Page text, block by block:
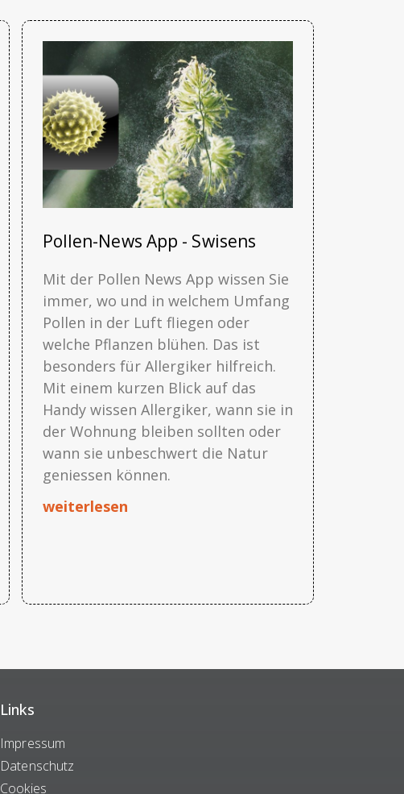
Pollen-News App - Swisens
Mit der Pollen News App wissen Sie
immer, wo und in welchem Umfang
Pollen in der Luft fliegen oder
welche Pflanzen blühen. Das ist
besonders für Allergiker hilfreich.
Mit einem kurzen Blick auf das
Handy wissen Allergiker, wann sie in
der Wohnung bleiben sollten oder
wann sie unbeschwert die Natur
geniessen können.
weiterlesen
Links
Impressum
Datenschutz
Cookies